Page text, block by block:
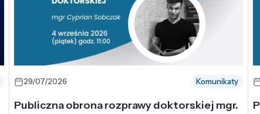
29/07/2026 Komunikaty
Publiczna obrona rozprawy doktorskiej mgr.